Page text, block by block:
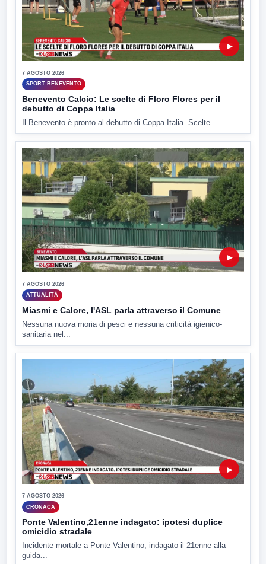
▶
7 AGOSTO 2026
SPORT BENEVENTO
Benevento Calcio: Le scelte di Floro Flores per il
debutto di Coppa Italia
Il Benevento è pronto al debutto di Coppa Italia. Scelte...
▶
7 AGOSTO 2026
ATTUALITÀ
Miasmi e Calore, l'ASL parla attraverso il Comune
Nessuna nuova moria di pesci e nessuna criticità igienico-
sanitaria nel...
▶
7 AGOSTO 2026
CRONACA
Ponte Valentino,21enne indagato: ipotesi duplice
omicidio stradale
Incidente mortale a Ponte Valentino, indagato il 21enne alla
guida...